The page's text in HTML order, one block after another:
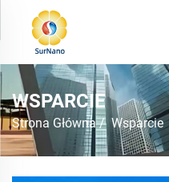
WSPARCIE
Strona Główna/ Wsparcie